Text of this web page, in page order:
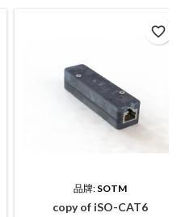
品牌: SOTM
copy of iSO-CAT6
favorite_border